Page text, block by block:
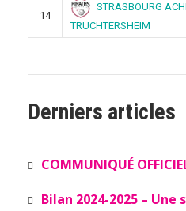
14
STRASBOURG
TRUCHTERSHEIM
Derniers articles
COMMUNIQUÉ
Bilan 2024-2025 –